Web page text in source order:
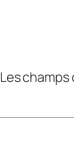
Les